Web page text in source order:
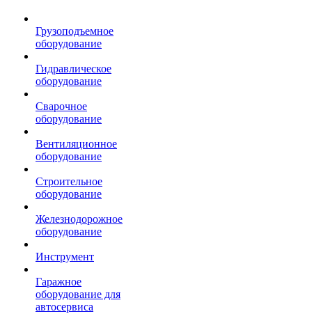
Грузоподъемное
оборудование
Гидравлическое
оборудование
Сварочное
оборудование
Вентиляционное
оборудование
Строительное
оборудование
Железнодорожное
оборудование
Инструмент
Гаражное
оборудование для
автосервиса